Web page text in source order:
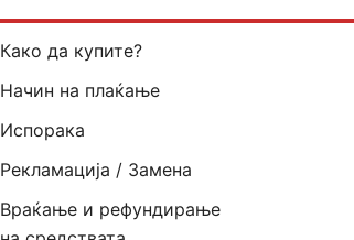
Како да купите?
Начин на плаќање
Испорака
Рекламација / Замена
Враќање и рефундирање